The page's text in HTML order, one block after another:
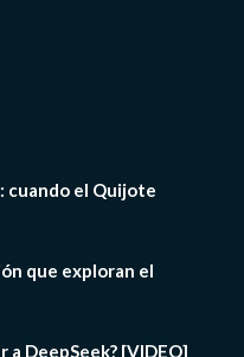
cuando el Quijote
que exploran el
DeepSeek? [VIDEO]